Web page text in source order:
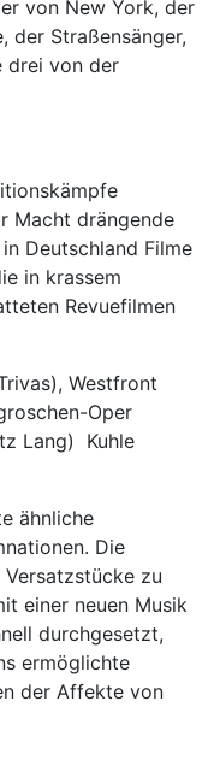
von New York, der
der Straßensänger,
drei von der
Macht drängende
Deutschland Filme
in krassem
Revuefilmen
Westfront
Oper
Lang) Kuhle
ähnliche
Die
zu
einer neuen Musik
durchgesetzt,
ermöglichte
der Affekte von